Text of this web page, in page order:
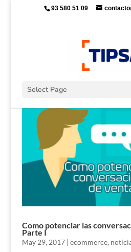
93 580 51 09
Select Page
Como potenciar las
Parte I
May 29, 2017| ecommerce,